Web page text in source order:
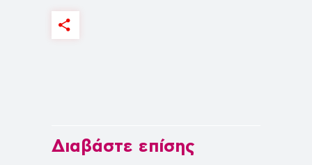
Διαβάστε επίσης